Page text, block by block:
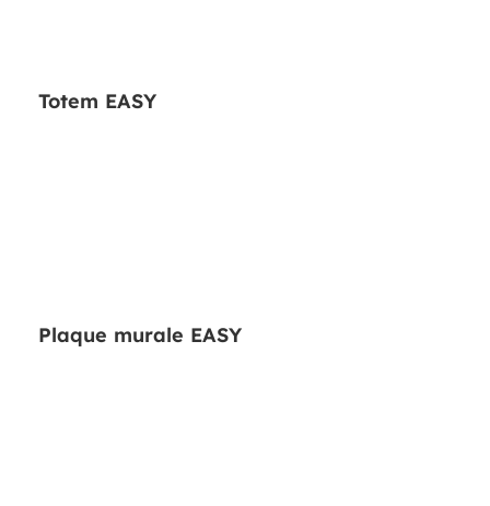
Totem EASY
Plaque murale EASY